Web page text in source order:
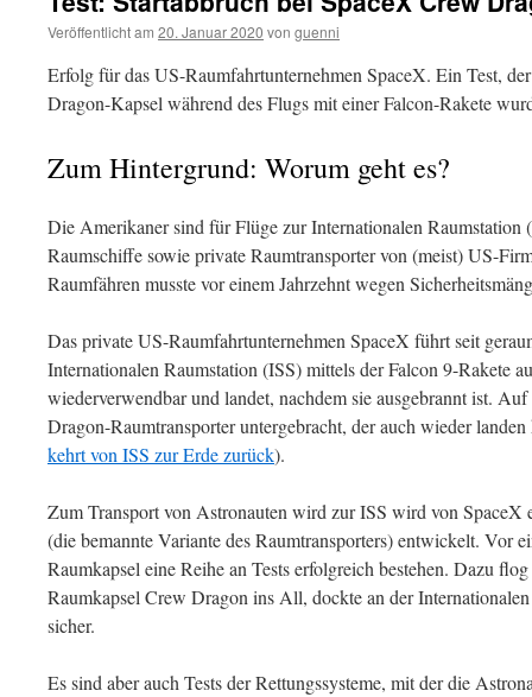
Veröffentlicht am 20. Januar 2020 von guenni
Erfolg für das US-Raumfahrtunternehmen SpaceX. Ein Test,
Dragon-Kapsel während des Flugs mit einer Falcon-Rakete
Zum Hintergrund: Worum geht es?
Die Amerikaner sind für Flüge zur Internationalen Raumstation
Raumschiffe sowie private Raumtransporter von (meist) US-
Raumfähren musste vor einem Jahrzehnt wegen
Das private US-Raumfahrtunternehmen SpaceX führt seit
Internationalen Raumstation (ISS) mittels der Falcon 9-Rakete
wiederverwendbar und landet, nachdem sie ausgebrannt ist.
Dragon-Raumtransporter untergebracht, der auch wieder
kehrt von ISS zur Erde zurück).
Zum Transport von Astronauten wird zur ISS wird von SpaceX
(die bemannte Variante des Raumtransporters) entwickelt. Vor
Raumkapsel eine Reihe an Tests erfolgreich bestehen. Dazu
Raumkapsel Crew Dragon ins All, dockte an der
sicher.
Es sind aber auch Tests der Rettungssysteme, mit der die